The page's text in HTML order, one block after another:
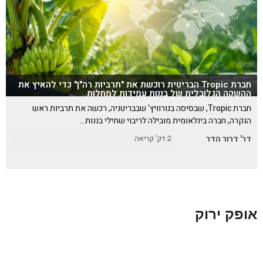
חברת Tropic הבריטית רוכשת את "תרביות רה"ן" כדי להאיץ את
ההשקה הגלובלית של בננות עמידות למחלות
חברת Tropic, שבסיסה בנורוויץ' שבבריטניה, רכשה את תרביות ראש
הנקרה, חברה בינלאומית מובילה לריבוי שתילי בננות…
דר' דרור הדר
2דק' קריאה
אופק ירוק